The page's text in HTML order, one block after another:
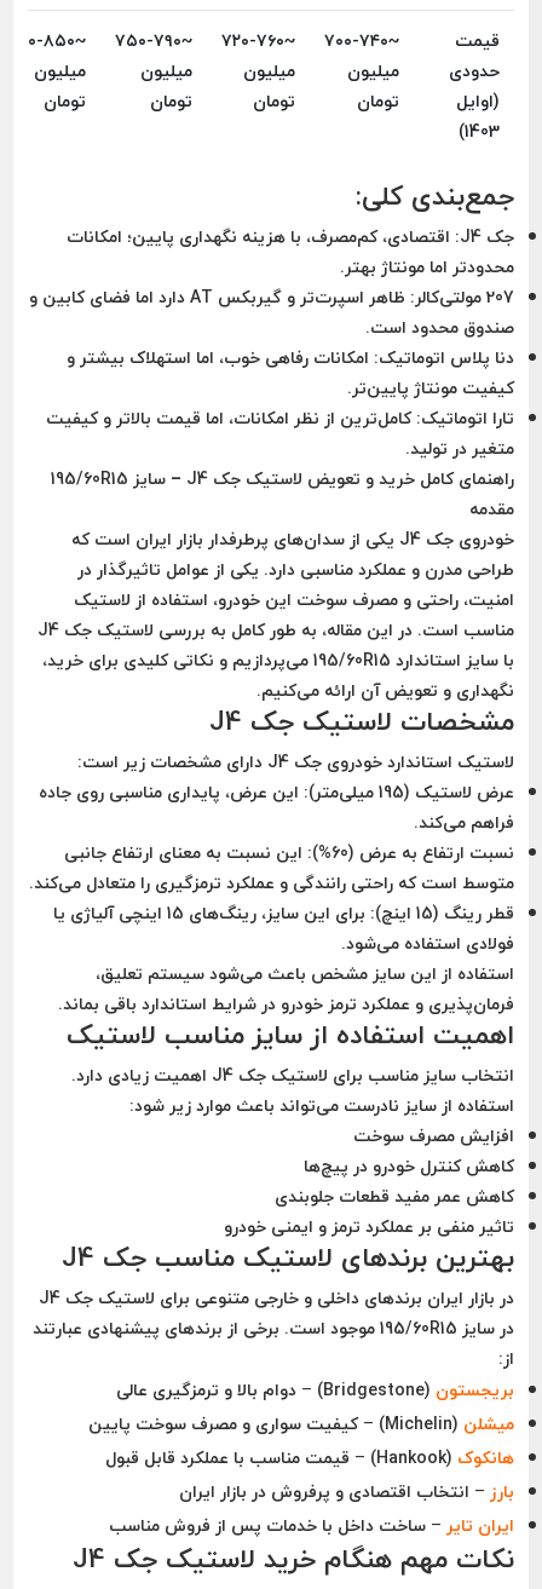
قیمت
حدودی
(اوایل
1403)
~۷۰۰-۷۴۰
میلیون
تومان
~۷۲۰-۷۶۰
میلیون
تومان
~۷۵۰-۷۹۰
میلیون
تومان
~۸۰۰-۸۵۰
میلیون
تومان
جمع‌بندی کلی:
جک J4
: اقتصادی، کم‌مصرف، با هزینه نگهداری پایین؛ امکانات
محدودتر اما مونتاژ بهتر.
207 مولتی‌کالر
: ظاهر اسپرت‌تر و گیربکس AT دارد اما فضای کابین و
صندوق محدود است.
دنا پلاس اتوماتیک: امکانات رفاهی خوب، اما استهلاک بیشتر و
کیفیت مونتاژ پایین‌تر.
تارا اتوماتیک: کامل‌ترین از نظر امکانات، اما قیمت بالاتر و کیفیت
متغیر در تولید.
راهنمای کامل خرید و تعویض لاستیک جک J4 – سایز 195/60R15
مقدمه
خودروی جک J4 یکی از سدان‌های پرطرفدار بازار ایران است که
طراحی مدرن و عملکرد مناسبی دارد. یکی از عوامل تاثیرگذار در
امنیت، راحتی و مصرف سوخت این خودرو، استفاده از لاستیک
مناسب است. در این مقاله، به طور کامل به بررسی لاستیک جک J4
با سایز استاندارد 195/60R15 می‌پردازیم و نکاتی کلیدی برای خرید،
نگهداری و تعویض آن ارائه می‌کنیم.
مشخصات لاستیک جک J4
لاستیک استاندارد خودروی جک J4 دارای مشخصات زیر است:
عرض لاستیک (195 میلی‌متر):
این عرض، پایداری مناسبی روی جاده
فراهم می‌کند.
نسبت ارتفاع به عرض (60%):
این نسبت به معنای ارتفاع جانبی
متوسط است که راحتی رانندگی و عملکرد ترمزگیری را متعادل می‌کند.
قطر رینگ (15 اینچ):
برای این سایز، رینگ‌های 15 اینچی آلیاژی یا
فولادی استفاده می‌شود.
استفاده از این سایز مشخص باعث می‌شود سیستم تعلیق،
فرمان‌پذیری و عملکرد ترمز خودرو در شرایط استاندارد باقی بماند.
اهمیت استفاده از سایز مناسب لاستیک
انتخاب سایز مناسب برای لاستیک جک J4
اهمیت زیادی دارد.
استفاده از سایز نادرست می‌تواند باعث موارد زیر شود:
افزایش مصرف سوخت
کاهش کنترل خودرو در پیچ‌ها
کاهش عمر مفید قطعات جلوبندی
تاثیر منفی بر عملکرد ترمز و ایمنی خودرو
بهترین برندهای لاستیک مناسب جک J4
در بازار ایران برندهای داخلی و خارجی متنوعی برای لاستیک جک J4
در سایز 195/60R15 موجود است. برخی از برندهای پیشنهادی عبارتند
از:
بریجستون (Bridgestone)
– دوام بالا و ترمزگیری عالی
میشلن (Michelin)
– کیفیت سواری و مصرف سوخت پایین
هانکوک (Hankook)
– قیمت مناسب با عملکرد قابل قبول
بارز – انتخاب اقتصادی و پرفروش در بازار ایران
ایران تایر – ساخت داخل با خدمات پس از فروش مناسب
نکات مهم هنگام خرید لاستیک جک J4